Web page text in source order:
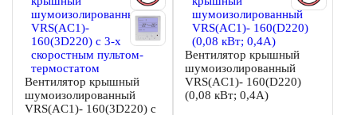
Вентилятор крышный
шумоизолированный
VRS(AC1)- 160(3D220) с
Вентилятор крышный
шумоизолированный
VRS(AC1)- 160(D220)
(0,08 кВт; 0,4А)